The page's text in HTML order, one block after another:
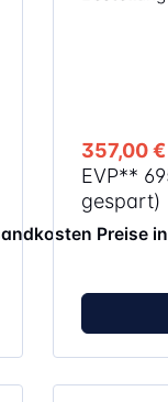
Nach vorne
Ablagefach
innovativer
Auswahl
357,00 €
EVP**
gespart)
Preise